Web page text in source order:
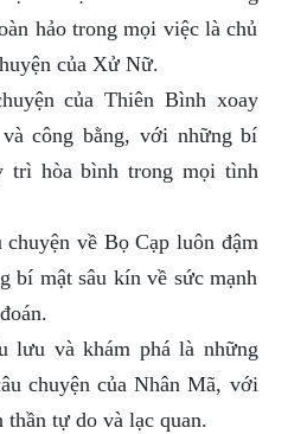
hảo trong mọi việc là chủ
của Xử Nữ.
của Thiên Bình xoay
công bằng, với những bí
trì hòa bình trong mọi tình
chuyện về Bọ Cạp luôn đậm
bí mật sâu kín về sức mạnh
lưu và khám phá là những
chuyện của Nhân Mã, với
tự do và lạc quan.